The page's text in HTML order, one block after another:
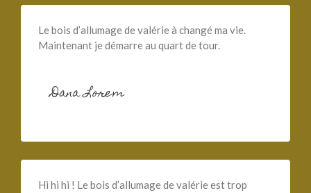
Le bois d’allumage de valérie à changé ma vie.
Maintenant je démarre au quart de tour.
Dana Lorem
Hi hi hi ! Le bois d’allumage de valérie est trop